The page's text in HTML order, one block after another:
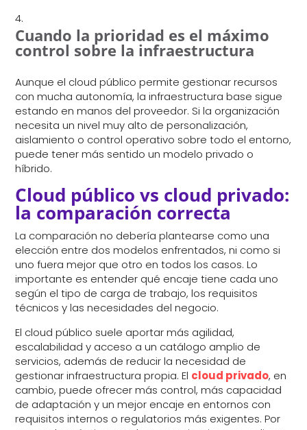
Cuando la prioridad es el máximo
control sobre la infraestructura
Aunque el cloud público permite gestionar recursos
con mucha autonomía, la infraestructura base sigue
estando en manos del proveedor. Si la organización
necesita un nivel muy alto de personalización,
aislamiento o control operativo sobre todo el entorno,
puede tener más sentido un modelo privado o
híbrido.
Cloud público vs cloud privado:
la comparación correcta
La comparación no debería plantearse como una
elección entre dos modelos enfrentados, ni como si
uno fuera mejor que otro en todos los casos. Lo
importante es entender qué encaje tiene cada uno
según el tipo de carga de trabajo, los requisitos
técnicos y las necesidades del negocio.
El cloud público suele aportar más agilidad,
escalabilidad y acceso a un catálogo amplio de
servicios, además de reducir la necesidad de
gestionar infraestructura propia. El cloud privado, en
cambio, puede ofrecer más control, más capacidad
de adaptación y un mejor encaje en entornos con
requisitos internos o regulatorios más exigentes. Por